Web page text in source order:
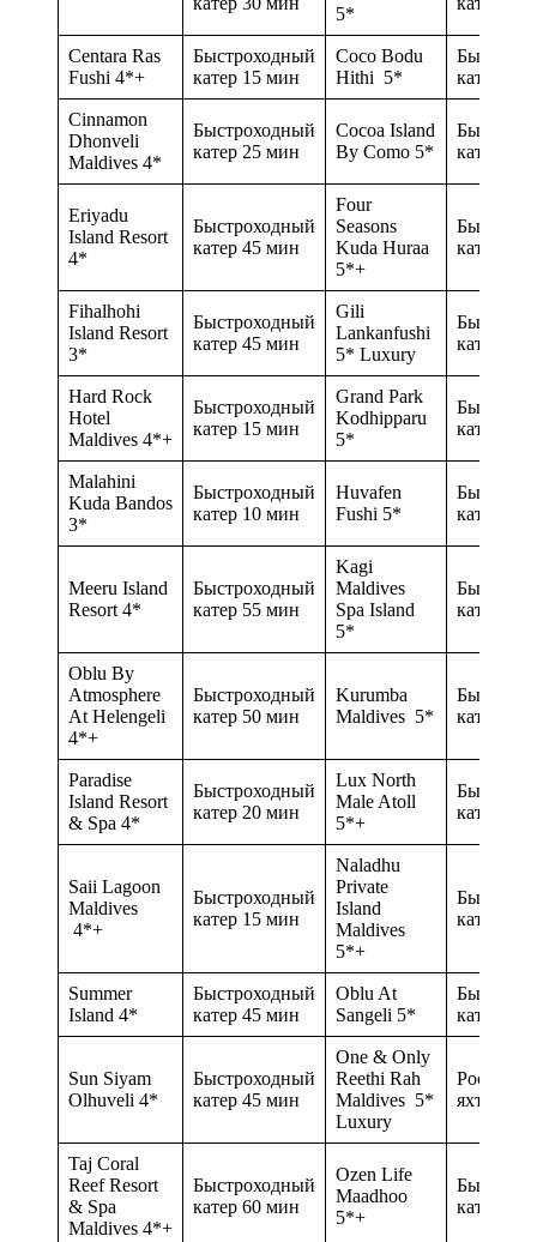
5*
Centara Ras
Fushi 4*+
Быстроходный
катер 15 мин
Coco Bodu
Hithi 5*
катер 40
Cinnamon
Dhonveli
Maldives 4*
Быстроходный
катер 25 мин
Cocoa Island
By Como 5*
катер 40
Eriyadu
Island Resort
4*
Быстроходный
катер 45 мин
Four
Seasons
Kuda Huraa
5*+
катер 30
Fihalhohi
Island Resort
3*
Быстроходный
катер 45 мин
Gili
Lankanfushi
5* Luxury
катер 20
Hard Rock
Hotel
Maldives 4*+
Быстроходный
катер 15 мин
Grand Park
Kodhipparu
5*
катер 20
Malahini
Kuda Bandos
3*
Быстроходный
катер 10 мин
Huvafen
Fushi 5*
катер 30
Meeru Island
Resort 4*
Быстроходный
катер 55 мин
Kagi
Maldives
Spa Island
5*
катер 60
Oblu By
Atmosphere
At Helengeli
4*+
Быстроходный
катер 50 мин
Kurumba
Maldives 5*
катер 10
Paradise
Island Resort
& Spa 4*
Быстроходный
катер 20 мин
Lux North
Male Atoll
5*+
катер 60
Saii Lagoon
Maldives
4*+
Быстроходный
катер 15 мин
Naladhu
Private
Island
Maldives
5*+
катер 35
Summer
Island 4*
Быстроходный
катер 45 мин
Oblu At
Sangeli 5*
катер 50
Sun Siyam
Olhuveli 4*
Быстроходный
катер 45 мин
One & Only
Reethi Rah
Maldives 5*
Luxury
яхта 45
Taj Coral
Reef Resort
& Spa
Maldives 4*+
Быстроходный
катер 60 мин
Ozen Life
Maadhoo
5*+
катер 45